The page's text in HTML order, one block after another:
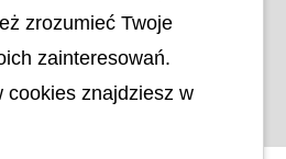
zrozumieć Twoje
zainteresowań.
cookies znajdziesz w